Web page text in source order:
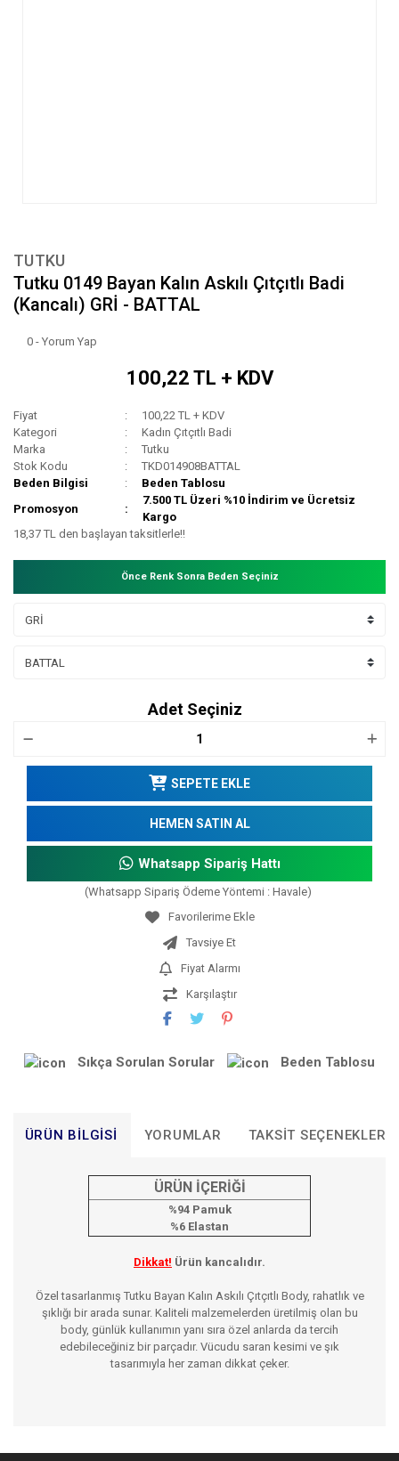
TUTKU
Tutku 0149 Bayan Kalın Askılı Çıtçıtlı Badi
(Kancalı) GRİ - BATTAL
0 - Yorum Yap
100,22 TL + KDV
Fiyat
100,22 TL + KDV
Kategori
Kadın Çıtçıtlı Badi
Marka
Tutku
Stok Kodu
TKD014908BATTAL
Beden Bilgisi
Beden Tablosu
Promosyon
7.500 TL Üzeri %10 İndirim ve Ücretsiz
Kargo
18,37 TL den başlayan taksitlerle!!
Önce Renk Sonra Beden Seçiniz
Adet Seçiniz
SEPETE EKLE
HEMEN SATIN AL
Whatsapp Sipariş Hattı
(Whatsapp Sipariş Ödeme Yöntemi : Havale)
Tavsiye Et
Fiyat Alarmı
Karşılaştır
Sıkça Sorulan Sorular Beden Tablosu
ÜRÜN BILGISI YORUMLAR TAKSIT SEÇENEKLERI
ÜRÜN İÇERİĞİ
%94 Pamuk
%6 Elastan
Dikkat! Ürün kancalıdır.
Özel tasarlanmış Tutku Bayan Kalın Askılı Çıtçıtlı Body, rahatlık ve
şıklığı bir arada sunar. Kaliteli malzemelerden üretilmiş olan bu
body, günlük kullanımın yanı sıra özel anlarda da tercih
edebileceğiniz bir parçadır. Vücudu saran kesimi ve şık
tasarımıyla her zaman dikkat çeker.
Bu ürünün fiyat bilgisi, resim, ürün açıklamalarında ve diğer